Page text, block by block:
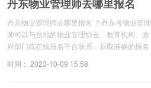
丹东物业管理师去哪里报名
丹东物业管理师去哪里报名 ？丹东考物业管理
师可以与当地的物业管理协会、教育机构、政
府部门或在线报名平台联系，获取准确的报名
确的学习计划。同时，也可以参加一些考前...
时间： 2023-10-09 15:58